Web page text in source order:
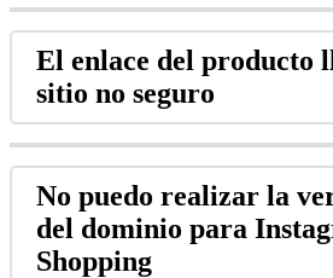
El enlace del producto
sitio no seguro
No puedo realizar la
del dominio para
Shopping